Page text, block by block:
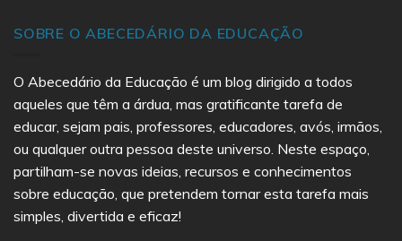
SOBRE O ABECEDÁRIO DA EDUCAÇÃO
O Abecedário da Educação é um blog dirigido a todos
aqueles que têm a árdua, mas gratificante tarefa de
educar, sejam pais, professores, educadores, avós, irmãos,
ou qualquer outra pessoa deste universo. Neste espaço,
partilham-se novas ideias, recursos e conhecimentos
sobre educação, que pretendem tornar esta tarefa mais
simples, divertida e eficaz!